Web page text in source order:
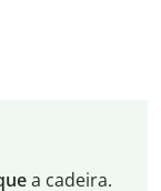
a cadeira.